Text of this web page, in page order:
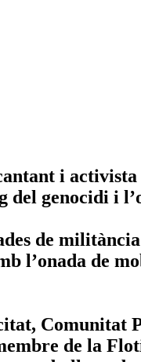
i
genocidi i
de
l’onada de
Comunitat
de la